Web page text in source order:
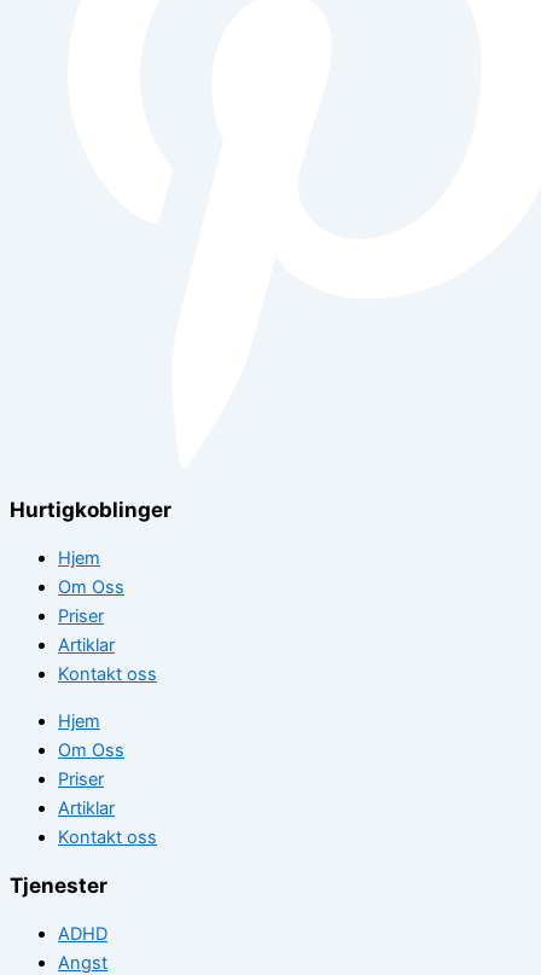
Hurtigkoblinger
Hjem
Om Oss
Priser
Artiklar
Kontakt oss
Hjem
Om Oss
Priser
Artiklar
Kontakt oss
Tjenester
ADHD
Angst